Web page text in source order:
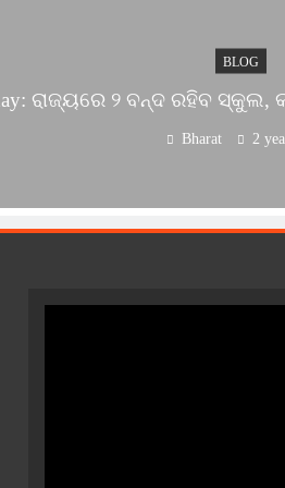
BLOG
ରାଜ୍ୟରେ ୨ ବନ୍ଦ ରହିବ
Bharat 2